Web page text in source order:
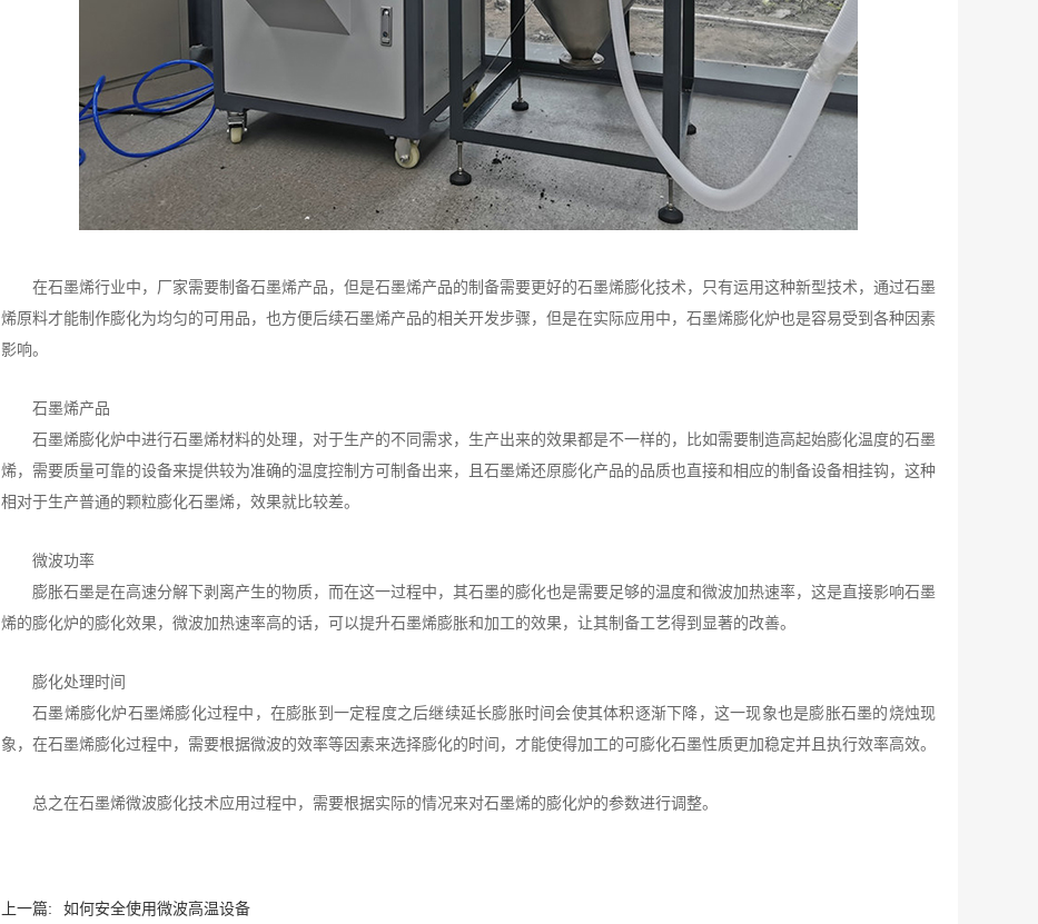
在石墨烯行业中，厂家需要制备石墨烯产品，但是石墨烯产品的制备需要更好的石墨烯膨化技术，只有运用这种新型技术，通过石墨
烯原料才能制作膨化为均匀的可用品，也方便后续石墨烯产品的相关开发步骤，但是在实际应用中，石墨烯膨化炉也是容易受到各种因素
影响。
石墨烯产品
石墨烯膨化炉中进行石墨烯材料的处理，对于生产的不同需求，生产出来的效果都是不一样的，比如需要制造高起始膨化温度的石墨
烯，需要质量可靠的设备来提供较为准确的温度控制方可制备出来，且石墨烯还原膨化产品的品质也直接和相应的制备设备相挂钩，这种
相对于生产普通的颗粒膨化石墨烯，效果就比较差。
微波功率
膨胀石墨是在高速分解下剥离产生的物质，而在这一过程中，其石墨的膨化也是需要足够的温度和微波加热速率，这是直接影响石墨
烯的膨化炉的膨化效果，微波加热速率高的话，可以提升石墨烯膨胀和加工的效果，让其制备工艺得到显著的改善。
膨化处理时间
石墨烯膨化炉石墨烯膨化过程中，在膨胀到一定程度之后继续延长膨胀时间会使其体积逐渐下降，这一现象也是膨胀石墨的烧烛现
象，在石墨烯膨化过程中，需要根据微波的效率等因素来选择膨化的时间，才能使得加工的可膨化石墨性质更加稳定并且执行效率高效。
总之在石墨烯微波膨化技术应用过程中，需要根据实际的情况来对石墨烯的膨化炉的参数进行调整。
上一篇:
如何安全使用微波高温设备